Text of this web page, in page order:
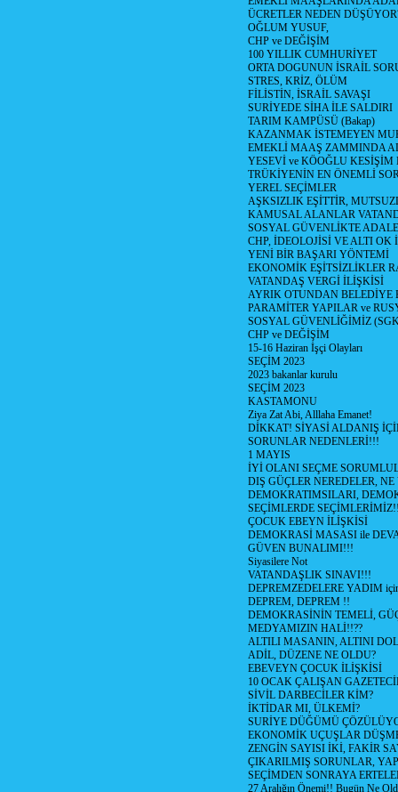
ÜCRETLER NEDEN
OĞLUM YUSUF,
CHP ve DEĞİŞİM
100 YILLIK CUMHURİYET
ORTA DOGUNUN İSRAİL
STRES, KRİZ, ÖLÜM
FİLİSTİN, İSRAİL SAVAŞI
SURİYEDE SİHA İLE SALDIRI
TARIM KAMPÜSÜ (Bakap)
KAZANMAK İSTEMEYEN
EMEKLİ MAAŞ ZAMMINDA
YESEVİ ve KÖOĞLU
TRÜKİYENİN EN ÖNEMLİ
YEREL SEÇİMLER
AŞKSIZLIK EŞİTTİR,
KAMUSAL ALANLAR
SOSYAL GÜVENLİKTE
CHP, İDEOLOJİSİ VE ALTI OK
YENİ BİR BAŞARI YÖNTEMİ
EKONOMİK EŞİTSİZLİKLER
VATANDAŞ VERGİ İLİŞKİSİ
AYRIK OTUNDAN
PARAMİTER YAPILAR ve
SOSYAL GÜVENLİĞİMİZ
CHP ve DEĞİŞİM
15-16 Haziran İşçi Olayları
SEÇİM 2023
2023 bakanlar kurulu
SEÇİM 2023
KASTAMONU
Ziya Zat Abi, Alllaha Emanet!
DİKKAT! SİYASİ ALDANIŞ
SORUNLAR NEDENLERİ!!!
1 MAYIS
İYİ OLANI SEÇME
DIŞ GÜÇLER NEREDELER,
DEMOKRATIMSILARI,
SEÇİMLERDE
ÇOCUK EBEYN İLİŞKİSİ
DEMOKRASİ MASASI ile
GÜVEN BUNALIMI!!!
Siyasilere Not
VATANDAŞLIK SINAVI!!!
DEPREMZEDELERE YADIM
DEPREM, DEPREM !!
DEMOKRASİNİN TEMELİ,
MEDYAMIZIN HALİ!!??
ALTILI MASANIN, ALTINI
ADİL, DÜZENE NE OLDU?
EBEVEYN ÇOCUK İLİŞKİSİ
10 OCAK ÇALIŞAN
SİVİL DARBECİLER KİM?
İKTİDAR MI, ÜLKEMİ?
SURİYE DÜĞÜMÜ
EKONOMİK UÇUŞLAR
ZENGİN SAYISI İKİ, FAKİR
ÇIKARILMIŞ SORUNLAR,
SEÇİMDEN SONRAYA
27 Aralığın Önemi!! Bugün Ne